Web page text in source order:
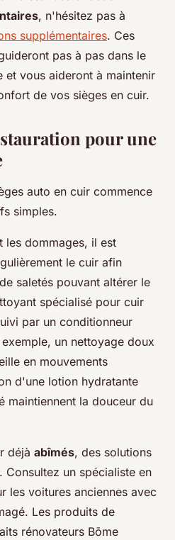
, n'hésitez pas à
supplémentaires. Ces
pas à pas dans le
et vous aideront à maintenir
de vos sièges en cuir.
pour une
auto en cuir commence
simples.
les dommages, il est
le cuir afin
saletés pouvant altérer le
spécialisé pour cuir
par un conditionneur
un nettoyage doux
en mouvements
d'une lotion hydratante
maintiennent la douceur du
déjà abîmés, des solutions
Consultez un spécialiste en
les voitures anciennes avec
Les produits de
rénovateurs Bōme